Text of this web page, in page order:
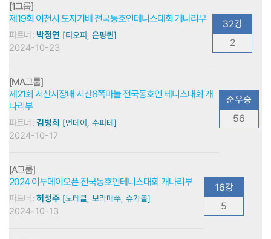
[1그룹]
제19회 이천시 도자기배 전국동호인테니스대회 개나리부
파트너 :박정연 [티오피, 은평퀸]
2024-10-23
32강
2
[MA그룹]
제21회 서산시장배 서산6쪽마늘 전국동호인 테니스대회 개
나리부
파트너 :김병희 [먼데이, 수피테]
2024-10-17
준우승
56
[A그룹]
2024 이투데이오픈 전국동호인테니스대회 개나리부
파트너 :허정주 [노테클, 보라매쑤, 슈가볼]
2024-10-13
16강
5